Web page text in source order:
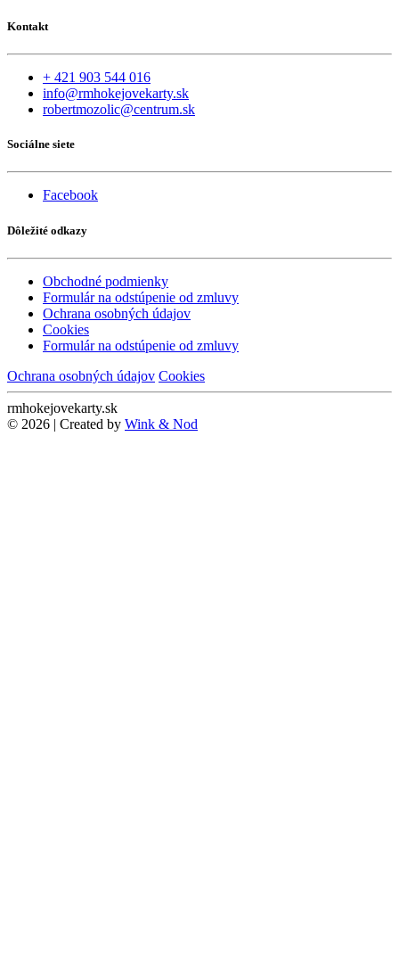
Kontakt
+ 421 903 544 016
info@rmhokejovekarty.sk
robertmozolic@centrum.sk
Sociálne siete
Facebook
Dôležité odkazy
Obchodné podmienky
Formulár na odstúpenie od zmluvy
Ochrana osobných údajov
Cookies
Formulár na odstúpenie od zmluvy
Ochrana osobných údajov Cookies
rmhokejovekarty.sk
© 2026 | Created by Wink & Nod